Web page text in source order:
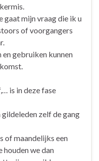
gaat mijn vraag die ik u
of voorgangers
en gebruiken kunnen
is in deze fase
zelf de gang
of maandelijks een
houden we dan